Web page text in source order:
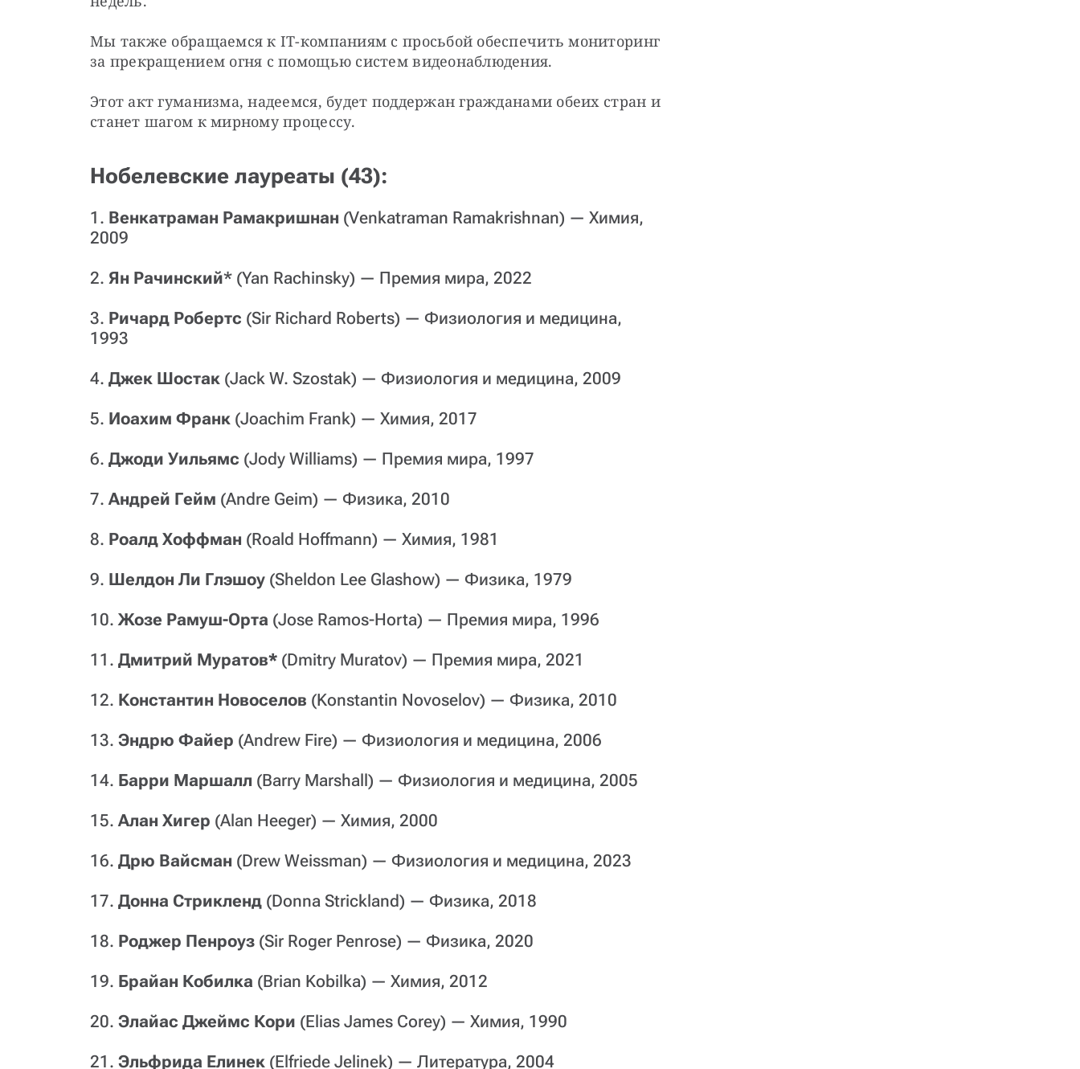
Мы также обращаемся к IT-компаниям с просьбой обеспечить мониторинг
за прекращением огня с помощью систем видеонаблюдения.
Этот акт гуманизма, надеемся, будет поддержан гражданами обеих стран и
станет шагом к мирному процессу.
Нобелевские лауреаты (43):
1. Венкатраман Рамакришнан (Venkatraman Ramakrishnan) — Химия,
2009
2. Ян Рачинский* (Yan Rachinsky) — Премия мира, 2022
3. Ричард Робертс (Sir Richard Roberts) — Физиология и медицина,
1993
4. Джек Шостак (Jack W. Szostak) — Физиология и медицина, 2009
5. Иоахим Франк (Joachim Frank) — Химия, 2017
6. Джоди Уильямс (Jody Williams) — Премия мира, 1997
7. Андрей Гейм (Andre Geim) — Физика, 2010
8. Роалд Хоффман (Roald Hoffmann) — Химия, 1981
9. Шелдон Ли Глэшоу (Sheldon Lee Glashow) — Физика, 1979
10.Жозе Рамуш-Орта (Jose Ramos-Horta) — Премия мира, 1996
11. Дмитрий Муратов* (Dmitry Muratov) — Премия мира, 2021
12. Константин Новоселов (Konstantin Novoselov) — Физика, 2010
13. Эндрю Файер (Andrew Fire) — Физиология и медицина, 2006
14. Барри Маршалл (Barry Marshall) — Физиология и медицина, 2005
15. Алан Хигер (Alan Heeger) — Химия, 2000
16. Дрю Вайсман (Drew Weissman) — Физиология и медицина, 2023
17. Донна Стрикленд (Donna Strickland) — Физика, 2018
18. Роджер Пенроуз (Sir Roger Penrose) — Физика, 2020
19. Брайан Кобилка (Brian Kobilka) — Химия, 2012
20. Элайас Джеймс Кори (Elias James Corey) — Химия, 1990
21. Эльфрида Елинек (Elfriede Jelinek) — Литература, 2004